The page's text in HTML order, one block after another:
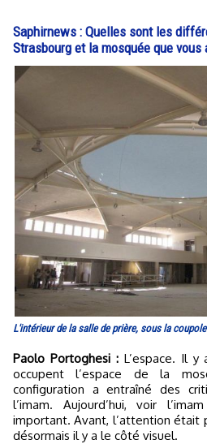
Saphirnews : Quelles sont les
Strasbourg et la mosquée que vous
L'intérieur de la salle de prière, sous la
Paolo Portoghesi :L’espace. Il y
occupent l’espace de la
configuration a entraîné des
l’imam. Aujourd’hui, voir
important. Avant, l’attention était
désormais il y a le côté visuel.